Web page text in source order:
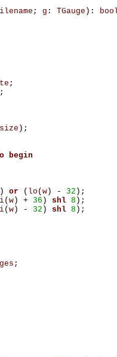
; g : TGauge ):
;
;
size );
begin
) or ( lo ( w ) - 32 );
( w ) + 36 ) shl 8 );
( w ) - 32 ) shl 8 );
;